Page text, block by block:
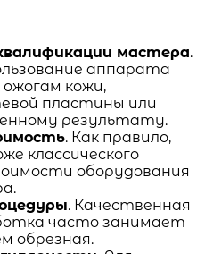
мастера.
аппарата
кожи,
пластины или
результату.
. Как правило,
классического
оборудования
. Качественная
часто занимает
обрезная.